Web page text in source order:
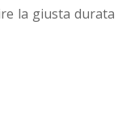
la giusta durata